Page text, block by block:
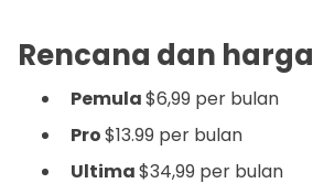
Rencana dan harga
Pemula$6,99 per bulan
Pro$13.99 per bulan
Ultima$34,99 per bulan